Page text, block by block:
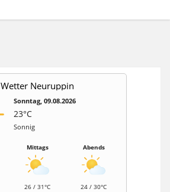
Wetter Neuruppin
Sonntag, 09.08.2026
23°C
Sonnig
Mittags
26 / 31°C
Abends
24 / 30°C